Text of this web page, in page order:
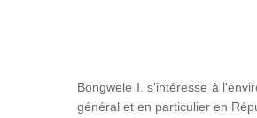
Bongwele I. s'intéresse à
général et en particulier en